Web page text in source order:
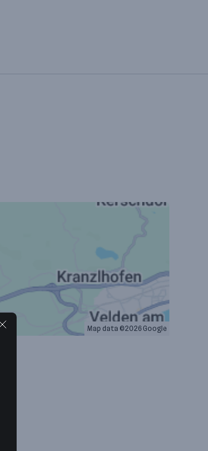
Map data ©2026 Google